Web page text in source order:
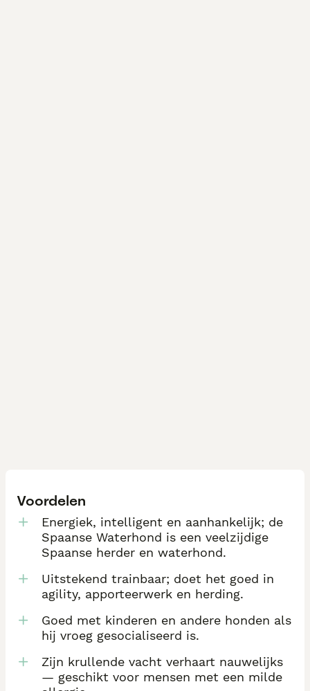
Voordelen
Energiek, intelligent en aanhankelijk; de
Spaanse Waterhond is een veelzijdige
Spaanse herder en waterhond.
Uitstekend trainbaar; doet het goed in
agility, apporteerwerk en herding.
Goed met kinderen en andere honden als
hij vroeg gesocialiseerd is.
Zijn krullende vacht verhaart nauwelijks
— geschikt voor mensen met een milde